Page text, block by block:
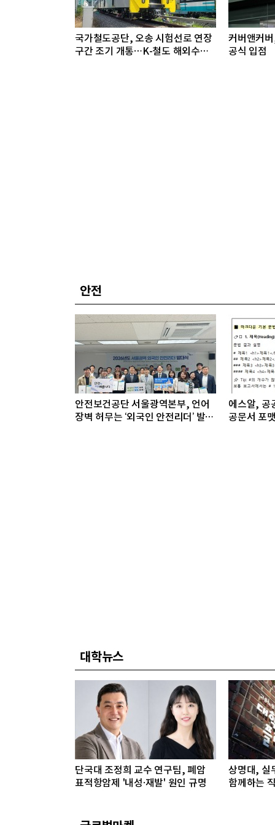
국가철도공단, 오송 시험선로 연장
구간 조기 개통…K-철도 해외수출
커버앤커
공식 입점
안전
안전보건공단 서울광역본부, 언어
장벽 허무는 ‘외국인 안전리더’ 발대
에스알, 공
공문서 포
대학뉴스
단국대 조정희 교수 연구팀, 폐암
표적항암제 '내성·재발' 원인 규명
상명대, 실
함께하는